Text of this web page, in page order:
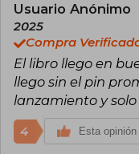
Medalla
Allende
honor
Unidos
letras.
Usuario Anónimo
2025
Compra
El libro llego en
llego sin el pin
lanzamiento y solo
4 Esta opinión